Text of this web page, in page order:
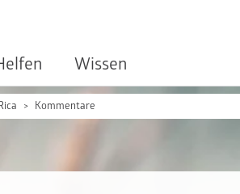
Wissen
Kommentare